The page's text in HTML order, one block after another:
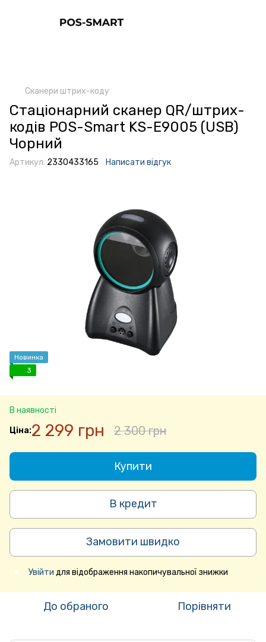
Сканери штрих-коду
Стаціонарний сканер QR/штрих-
кодів POS-Smart KS-E9005 (USB)
Чорний
Артикул: 2330433165 Написати відгук
Новинка
3
В наявності
2 299 грн 2 300 грн
Купити
В кредит
Замовити швидко
% Увійти для відображення накопичувальної знижки
До обраного Порівняти